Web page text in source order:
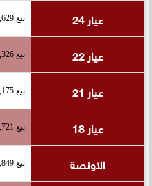
عيار 24
بيع 3,629 شراء 3,686
عيار 22 بيع 3,326 شراء 3,379
عيار 21 بيع 3,175 شراء 3,225
عيار 18 بيع 2,721 شراء 2,764
الاونصة بيع 112,849 شراء 114,626